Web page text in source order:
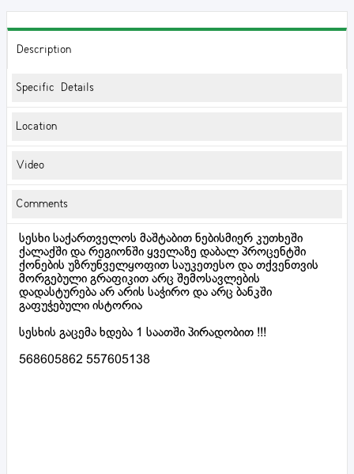
Description
Specific Details
Location
Video
Comments
სესხი საქართველოს მაშტაბით ნებისმიერ კუთხეში
ქალაქში და რეგიონში ყველაზე დაბალ პროცენტში
ქონების უზრუნველყოფით საუკეთესო და თქვენთვის
მორგებული გრაფიკით არც შემოსავლების
დადასტურება არ არის საჭირო და არც ბანკში
გაფუჭებული ისტორია
სესხის გაცემა ხდება 1 საათში პირადობით !!!
568605862 557605138